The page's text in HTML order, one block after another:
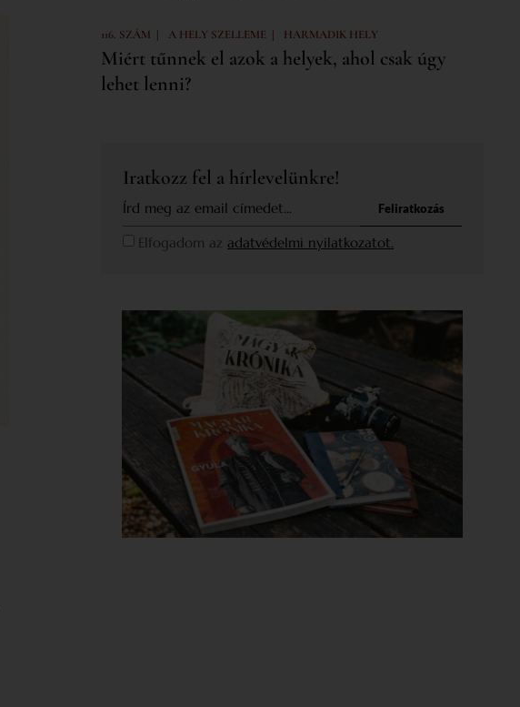
116. SZÁM | A HELY SZELLEME | HARMADIK HELY
Miért tűnnek el azok a helyek, ahol csak úgy
lehet lenni?
Iratkozz fel a hírlevelünkre!
Elfogadom az adatvédelmi nyilatkozatot.
Feliratkozás